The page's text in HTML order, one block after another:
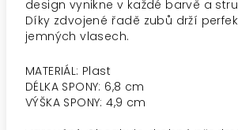
design vynikne v každé barvě a
Díky zdvojené řadě zubů drží
jemných vlasech.
MATERIÁL: Plast
DÉLKA SPONY: 6,8 cm
VÝŠKA SPONY: 4,9 cm